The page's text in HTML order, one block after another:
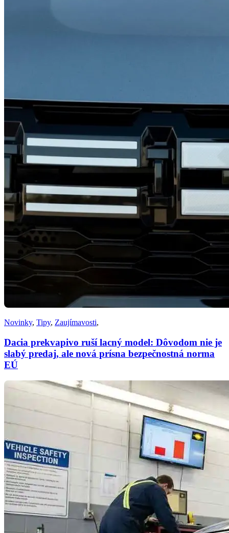
Novinky, Tipy, Zaujímavosti,
Dacia prekvapivo ruší lacný model: Dôvodom nie je
slabý predaj, ale nová prísna bezpečnostná norma
EÚ